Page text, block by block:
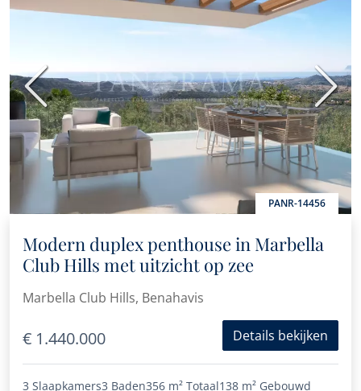
PANR-14456
Vorige
Modern duplex penthouse in Marbella
Club Hills met uitzicht op zee
Marbella Club Hills, Benahavis
€ 1.440.000 Details bekijken
3 Slaapkamers3 Baden356 m² Totaal138 m² Gebouwd